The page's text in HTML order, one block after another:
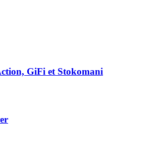
GiFi et Stokomani